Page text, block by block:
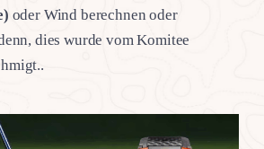
oder Wind berechnen oder
dies wurde vom Komitee